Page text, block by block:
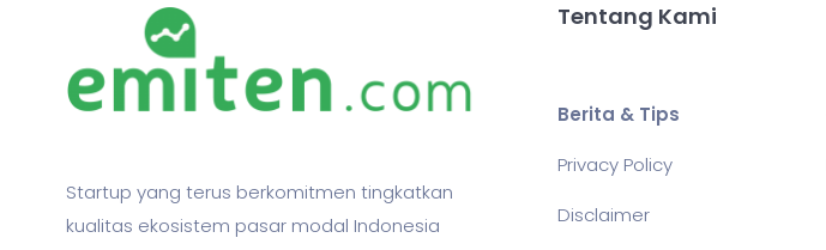
Startup yang terus berkomitmen tingkatkan
kualitas ekosistem pasar modal Indonesia
Tentang Kami
Berita & Tips
Privacy Policy
Disclaimer